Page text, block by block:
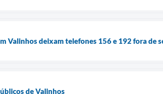
Valinhos deixam telefones 156 e 192 fora de
de Valinhos